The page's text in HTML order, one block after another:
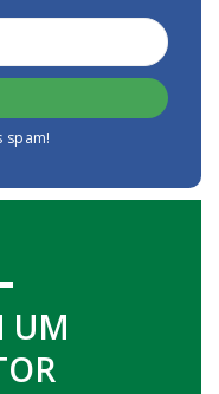
spam!
UM